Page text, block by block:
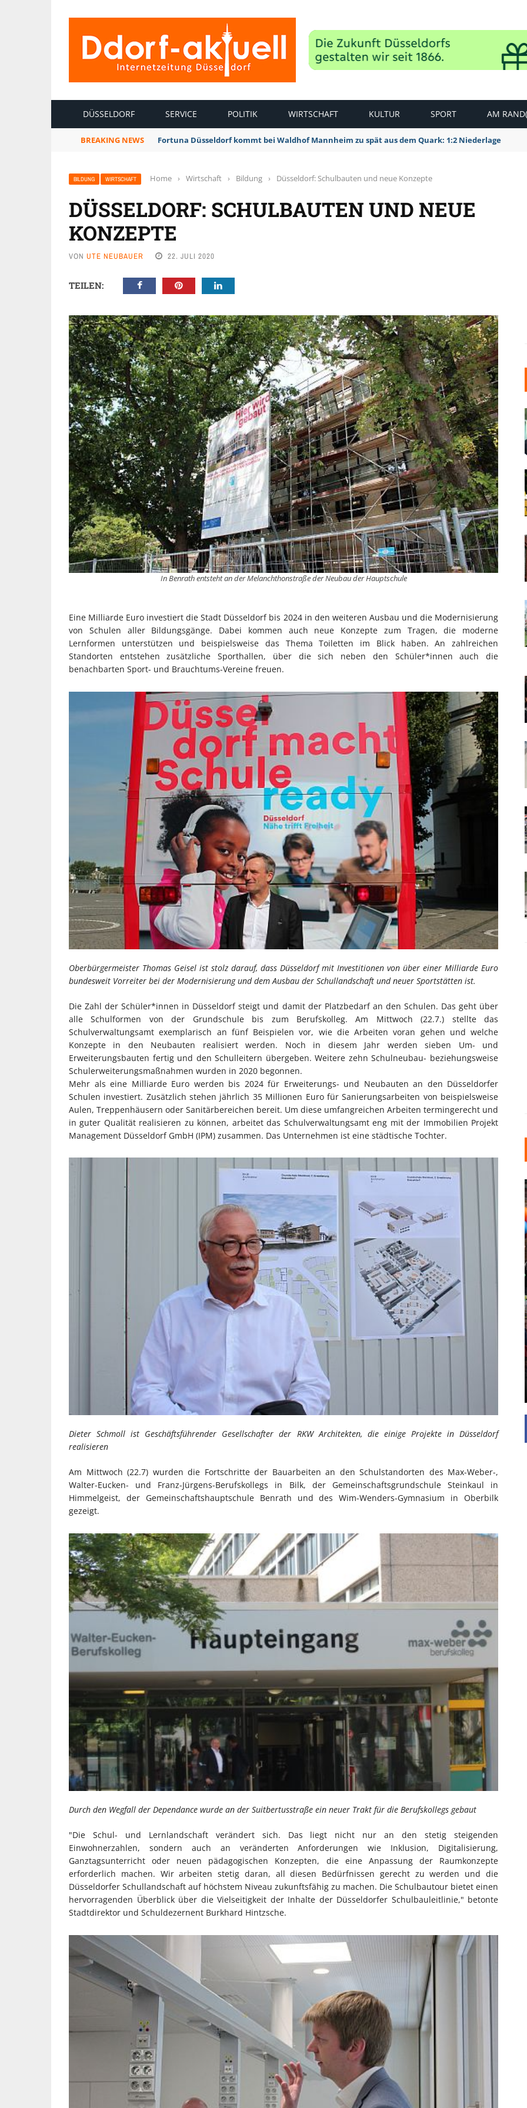
DÜSSELDORF SERVICE POLITIK WIRTSCHAFT KULTUR SPORT AM
BREAKING NEWS Fortuna Düsseldorf kommt bei Waldhof Mannheim zu spät aus dem Quark: 1:2 Niederlage
BILDUNG WIRTSCHAFT Home › Wirtschaft › Bildung › Düsseldorf: Schulbauten und neue Konzepte
DÜSSELDORF: SCHULBAUTEN UND NEUE
KONZEPTE
VON UTE NEUBAUER 22. JULI 2020
TEILEN:
In Benrath entsteht an der Melanchthonstraße der Neubau der Hauptschule
Eine Milliarde Euro investiert die Stadt Düsseldorf bis 2024 in den weiteren Ausbau und die Modernisierung
von Schulen aller Bildungsgänge. Dabei kommen auch neue Konzepte zum Tragen, die moderne
Lernformen unterstützen und beispielsweise das Thema Toiletten im Blick haben. An zahlreichen
Standorten entstehen zusätzliche Sporthallen, über die sich neben den Schüler*innen auch die
benachbarten Sport- und Brauchtums-Vereine freuen.
Oberbürgermeister Thomas Geisel ist stolz darauf, dass Düsseldorf mit Investitionen von über einer Milliarde Euro
bundesweit Vorreiter bei der Modernisierung und dem Ausbau der Schullandschaft und neuer Sportstätten ist.
Die Zahl der Schüler*innen in Düsseldorf steigt und damit der Platzbedarf an den Schulen. Das geht über
alle Schulformen von der Grundschule bis zum Berufskolleg. Am Mittwoch (22.7.) stellte das
Schulverwaltungsamt exemplarisch an fünf Beispielen vor, wie die Arbeiten voran gehen und welche
Konzepte in den Neubauten realisiert werden. Noch in diesem Jahr werden sieben Um- und
Erweiterungsbauten fertig und den Schulleitern übergeben. Weitere zehn Schulneubau- beziehungsweise
Schulerweiterungsmaßnahmen wurden in 2020 begonnen.
Mehr als eine Milliarde Euro werden bis 2024 für Erweiterungs- und Neubauten an den Düsseldorfer
Schulen investiert. Zusätzlich stehen jährlich 35 Millionen Euro für Sanierungsarbeiten von beispielsweise
Aulen, Treppenhäusern oder Sanitärbereichen bereit. Um diese umfangreichen Arbeiten termingerecht und
in guter Qualität realisieren zu können, arbeitet das Schulverwaltungsamt eng mit der Immobilien Projekt
Management Düsseldorf GmbH (IPM) zusammen. Das Unternehmen ist eine städtische Tochter.
Dieter Schmoll ist Geschäftsführender Gesellschafter der RKW Architekten, die einige Projekte in Düsseldorf
realisieren
Am Mittwoch (22.7) wurden die Fortschritte der Bauarbeiten an den Schulstandorten des Max-Weber-,
Walter-Eucken- und Franz-Jürgens-Berufskollegs in Bilk, der Gemeinschaftsgrundschule Steinkaul in
Himmelgeist, der Gemeinschaftshauptschule Benrath und des Wim-Wenders-Gymnasium in Oberbilk
gezeigt.
Durch den Wegfall der Dependance wurde an der Suitbertusstraße ein neuer Trakt für die Berufskollegs gebaut
"Die Schul- und Lernlandschaft verändert sich. Das liegt nicht nur an den stetig steigenden
Einwohnerzahlen, sondern auch an veränderten Anforderungen wie Inklusion, Digitalisierung,
Ganztagsunterricht oder neuen pädagogischen Konzepten, die eine Anpassung der Raumkonzepte
erforderlich machen. Wir arbeiten stetig daran, all diesen Bedürfnissen gerecht zu werden und die
Düsseldorfer Schullandschaft auf höchstem Niveau zukunftsfähig zu machen. Die Schulbautour bietet einen
hervorragenden Überblick über die Vielseitigkeit der Inhalte der Düsseldorfer Schulbauleitlinie," betonte
Stadtdirektor und Schuldezernent Burkhard Hintzsche.
INDUSTRIELLER CHIC: WIE
KUNSTSTOFFFENSTER DEN
LOFT-STIL IN IHREM
EINFAMILIENHAUS
UNTERSTÜTZEN
Die Inspiration des industriellen Chics sind die